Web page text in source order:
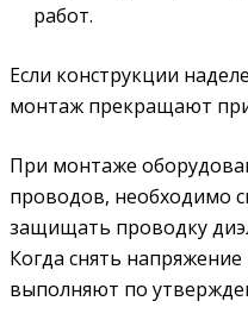
работ.
Если конструкции
монтаж прекращают
При монтаже
проводов, необходимо
защищать проводку
Когда снять
выполняют по